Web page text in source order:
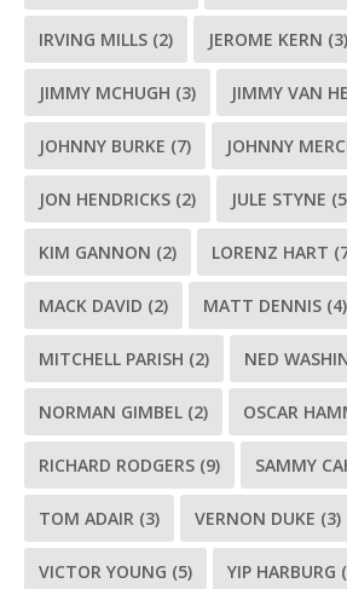
IRVING MILLS (2) JEROME KERN (3)
JIMMY MCHUGH (3) JIMMY VAN
JOHNNY BURKE (7) JOHNNY
JON HENDRICKS (2) JULE STYNE
KIM GANNON (2) LORENZ HART
MACK DAVID (2) MATT DENNIS (4)
MITCHELL PARISH (2) NED
NORMAN GIMBEL (2) OSCAR
RICHARD RODGERS (9) SAMMY
TOM ADAIR (3) VERNON DUKE (3)
VICTOR YOUNG (5) YIP HARBURG